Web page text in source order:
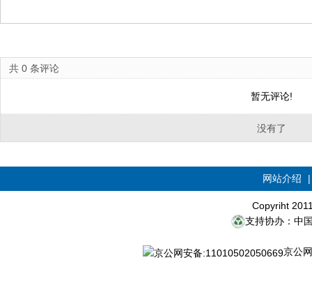
共 0 条评论
暂无评论!
没有了
网站介绍
Copyriht
支持协办：中
京公